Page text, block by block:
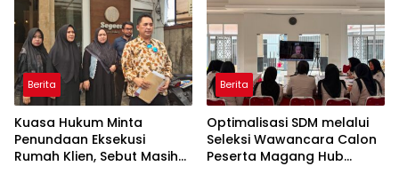
Berita
Kuasa Hukum Minta
Penundaan Eksekusi
Rumah Klien, Sebut Masih
Berita
Optimalisasi SDM melalui
Seleksi Wawancara Calon
Peserta Magang Hub